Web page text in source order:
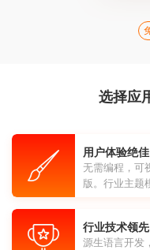
选择应
用户体验绝佳
无需编程，可
版。行业主题
行业技术领先
源生语言开发